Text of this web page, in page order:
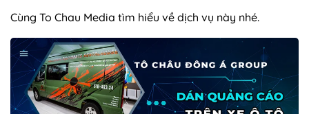
Cùng To Chau Media tìm hiểu về dịch vụ này nhé.